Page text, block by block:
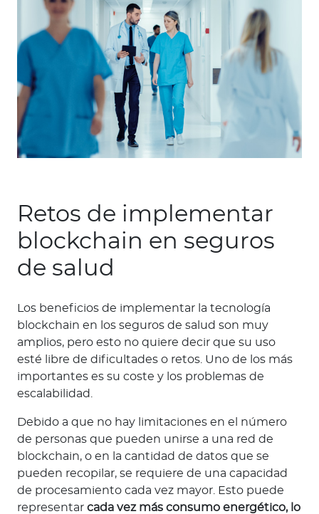
Retos de implementar
blockchain en seguros
de salud
Los beneficios de implementar la tecnología
blockchain en los seguros de salud son muy
amplios, pero esto no quiere decir que su uso
esté libre de dificultades o retos. Uno de los más
importantes es su coste y los problemas de
escalabilidad.
Debido a que no hay limitaciones en el número
de personas que pueden unirse a una red de
blockchain, o en la cantidad de datos que se
pueden recopilar, se requiere de una capacidad
de procesamiento cada vez mayor. Esto puede
representar cada vez más consumo energético, lo